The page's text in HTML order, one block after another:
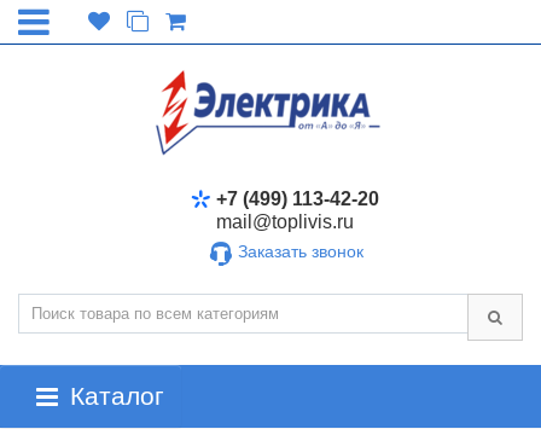
+7 (499) 113-42-20
mail@toplivis.ru
Заказать звонок
Каталог